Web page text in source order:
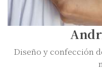
Diseño y confección